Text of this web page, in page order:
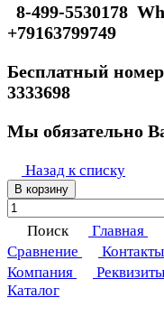
8-499-5530178
+79163799749
Бесплатный
3333698
Мы обязательно
Назад к списку
В корзину
Поиск Главная
Сравнение
Контакты
Компания
Реквизиты
Каталог